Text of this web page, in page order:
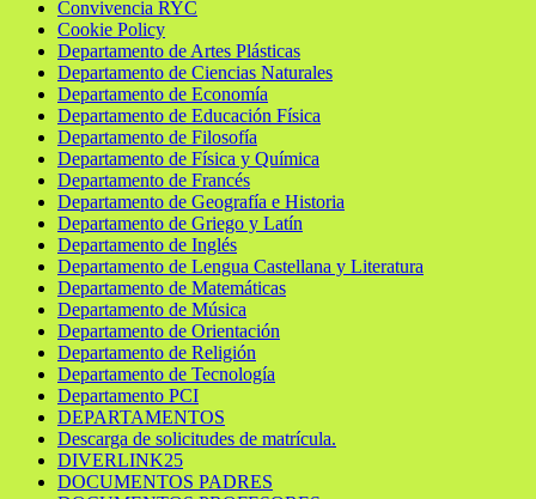
Convivencia RYC
Cookie Policy
Departamento de Artes Plásticas
Departamento de Ciencias Naturales
Departamento de Economía
Departamento de Educación Física
Departamento de Filosofía
Departamento de Física y Química
Departamento de Francés
Departamento de Geografía e Historia
Departamento de Griego y Latín
Departamento de Inglés
Departamento de Lengua Castellana y Literatura
Departamento de Matemáticas
Departamento de Música
Departamento de Orientación
Departamento de Religión
Departamento de Tecnología
Departamento PCI
DEPARTAMENTOS
Descarga de solicitudes de matrícula.
DIVERLINK25
DOCUMENTOS PADRES